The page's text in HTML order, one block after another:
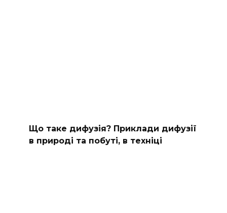
Що таке дифузія? Приклади дифузії
в природі та побуті, в техніці